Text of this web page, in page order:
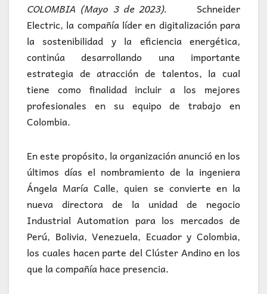
COLOMBIA (Mayo 3 de 2023). Schneider
Electric, la compañía líder en digitalización para
la sostenibilidad y la eficiencia energética,
continúa desarrollando una importante
estrategia de atracción de talentos, la cual
tiene como finalidad incluir a los mejores
profesionales en su equipo de trabajo en
Colombia.
En este propósito, la organización anunció en los
últimos días el nombramiento de la ingeniera
Ángela María Calle, quien se convierte en la
nueva directora de la unidad de negocio
Industrial Automation para los mercados de
Perú, Bolivia, Venezuela, Ecuador y Colombia,
los cuales hacen parte del Clúster Andino en los
que la compañía hace presencia.